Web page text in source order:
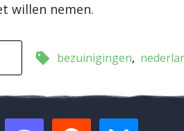
willen nemen.
bezuinigingen